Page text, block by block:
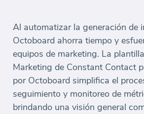
Al automatizar la generación de
Octoboard ahorra tiempo y
equipos de marketing. La
Marketing de Constant Contact
por Octoboard simplifica el
seguimiento y monitoreo de
brindando una visión general